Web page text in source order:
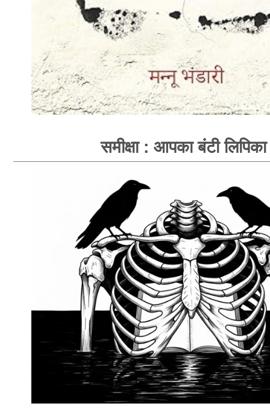
समीक्षा : आपका बंटी लिपिका